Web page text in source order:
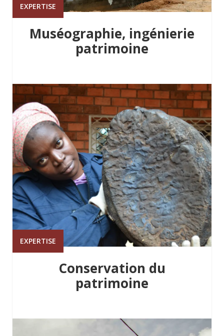
EXPERTISE
Muséographie, ingénierie
patrimoine
EXPERTISE
Conservation du
patrimoine